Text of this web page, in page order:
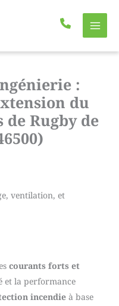
:
du
Rugby de
ventilation, et
courants forts et
et la performance
incendie à base